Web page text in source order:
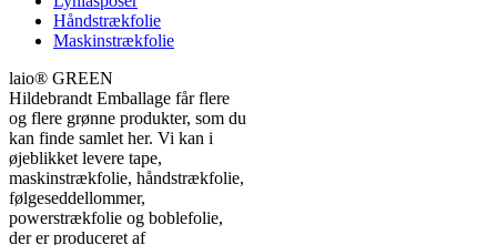
Håndstrækfolie
Maskinstrækfolie
laio® GREEN
Hildebrandt Emballage får flere
og flere grønne produkter, som du
kan finde samlet her. Vi kan i
øjeblikket levere tape,
maskinstrækfolie, håndstrækfolie,
følgeseddellommer,
powerstrækfolie og boblefolie,
der er produceret af